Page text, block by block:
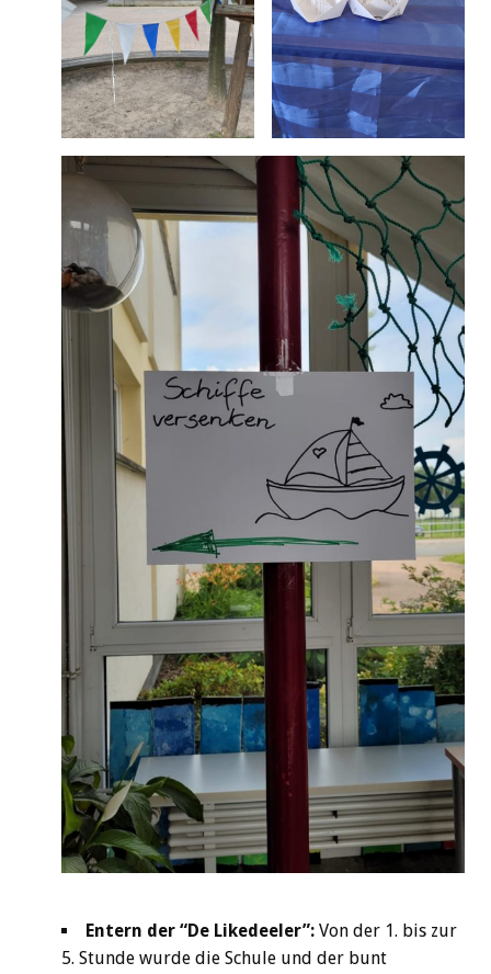
Entern der “De Likedeeler”: Von der 1. bis zur
5. Stunde wurde die Schule und der bunt